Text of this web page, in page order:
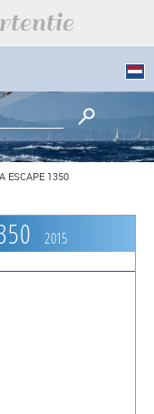
ESCAPE 1350
2015